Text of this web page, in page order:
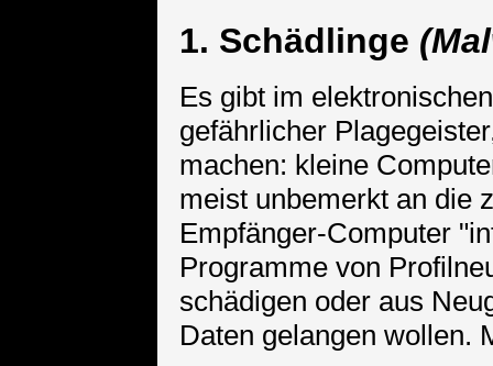
1. Schädlinge
Es gibt im
gefährlicher
machen: kleine
meist unbemerkt an die
Empfänger-Computer
Programme von
schädigen oder aus
Daten gelangen wollen.